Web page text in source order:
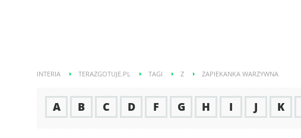
INTERIA TERAZGOTUJE.PL TAGI Z ZAPIEKANKA WARZYWNA
A B C D F G H I J K